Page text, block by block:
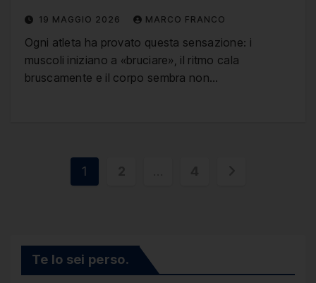
resistenza
19 MAGGIO 2026 MARCO FRANCO
Ogni atleta ha provato questa sensazione: i
muscoli iniziano a «bruciare», il ritmo cala
bruscamente e il corpo sembra non…
Paginazione
1
Te lo sei perso.